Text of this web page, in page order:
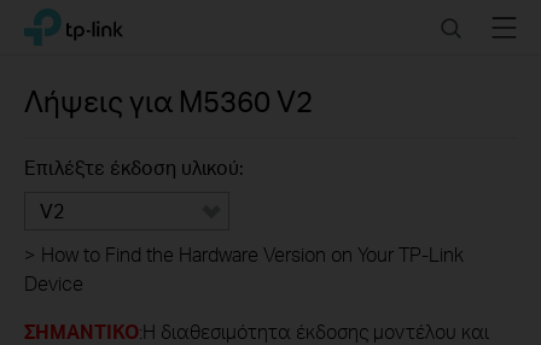
Click
navigation
TP-Link, Reliably Smart SearchMenu
Λήψεις για M5360 V2
Επιλέξτε έκδοση υλικού:
V2
> How to Find the Hardware Version on Your TP-Link
Device
ΣΗΜΑΝΤΙΚΟ:Η διαθεσιμότητα έκδοσης μοντέλου και